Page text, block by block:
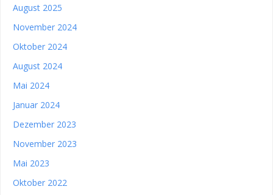
August 2025
November 2024
Oktober 2024
August 2024
Mai 2024
Januar 2024
Dezember 2023
November 2023
Mai 2023
Oktober 2022